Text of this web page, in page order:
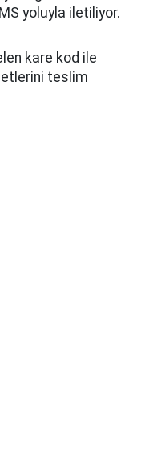
yoluyla iletiliyor.
kare kod ile
teslim